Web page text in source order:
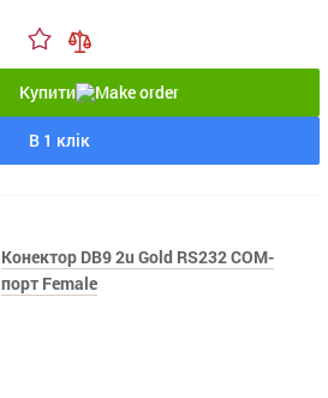
Купити
В 1 клік
Конектор DB9 2u Gold RS232 COM-
порт Female